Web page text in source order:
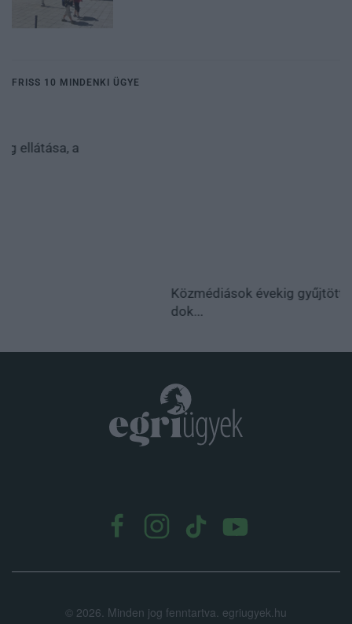
FRISS 10 MINDENKI ÜGYE
Közmédiások évekig gyűjtötték a bizonyítékokat, belső
© 2026. Minden jog fenntartva. egriugyek.hu